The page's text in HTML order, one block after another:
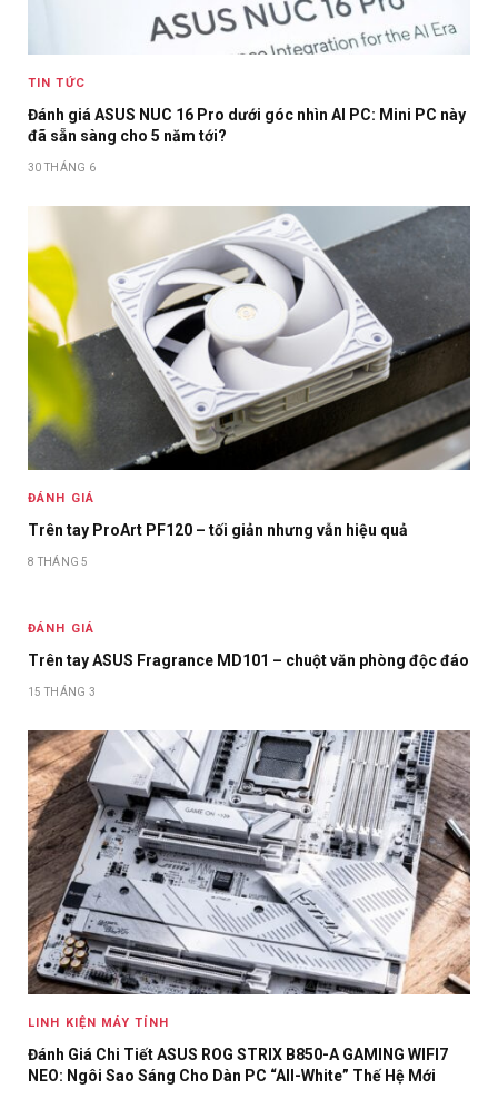
TIN TỨC
Đánh giá ASUS NUC 16 Pro dưới góc nhìn AI PC: Mini PC này
đã sẵn sàng cho 5 năm tới?
30 THÁNG 6
ĐÁNH GIÁ
Trên tay ProArt PF120 – tối giản nhưng vẫn hiệu quả
8 THÁNG 5
ĐÁNH GIÁ
Trên tay ASUS Fragrance MD101 – chuột văn phòng độc đáo
15 THÁNG 3
LINH KIỆN MÁY TÍNH
Đánh Giá Chi Tiết ASUS ROG STRIX B850-A GAMING WIFI7
NEO: Ngôi Sao Sáng Cho Dàn PC “All-White” Thế Hệ Mới